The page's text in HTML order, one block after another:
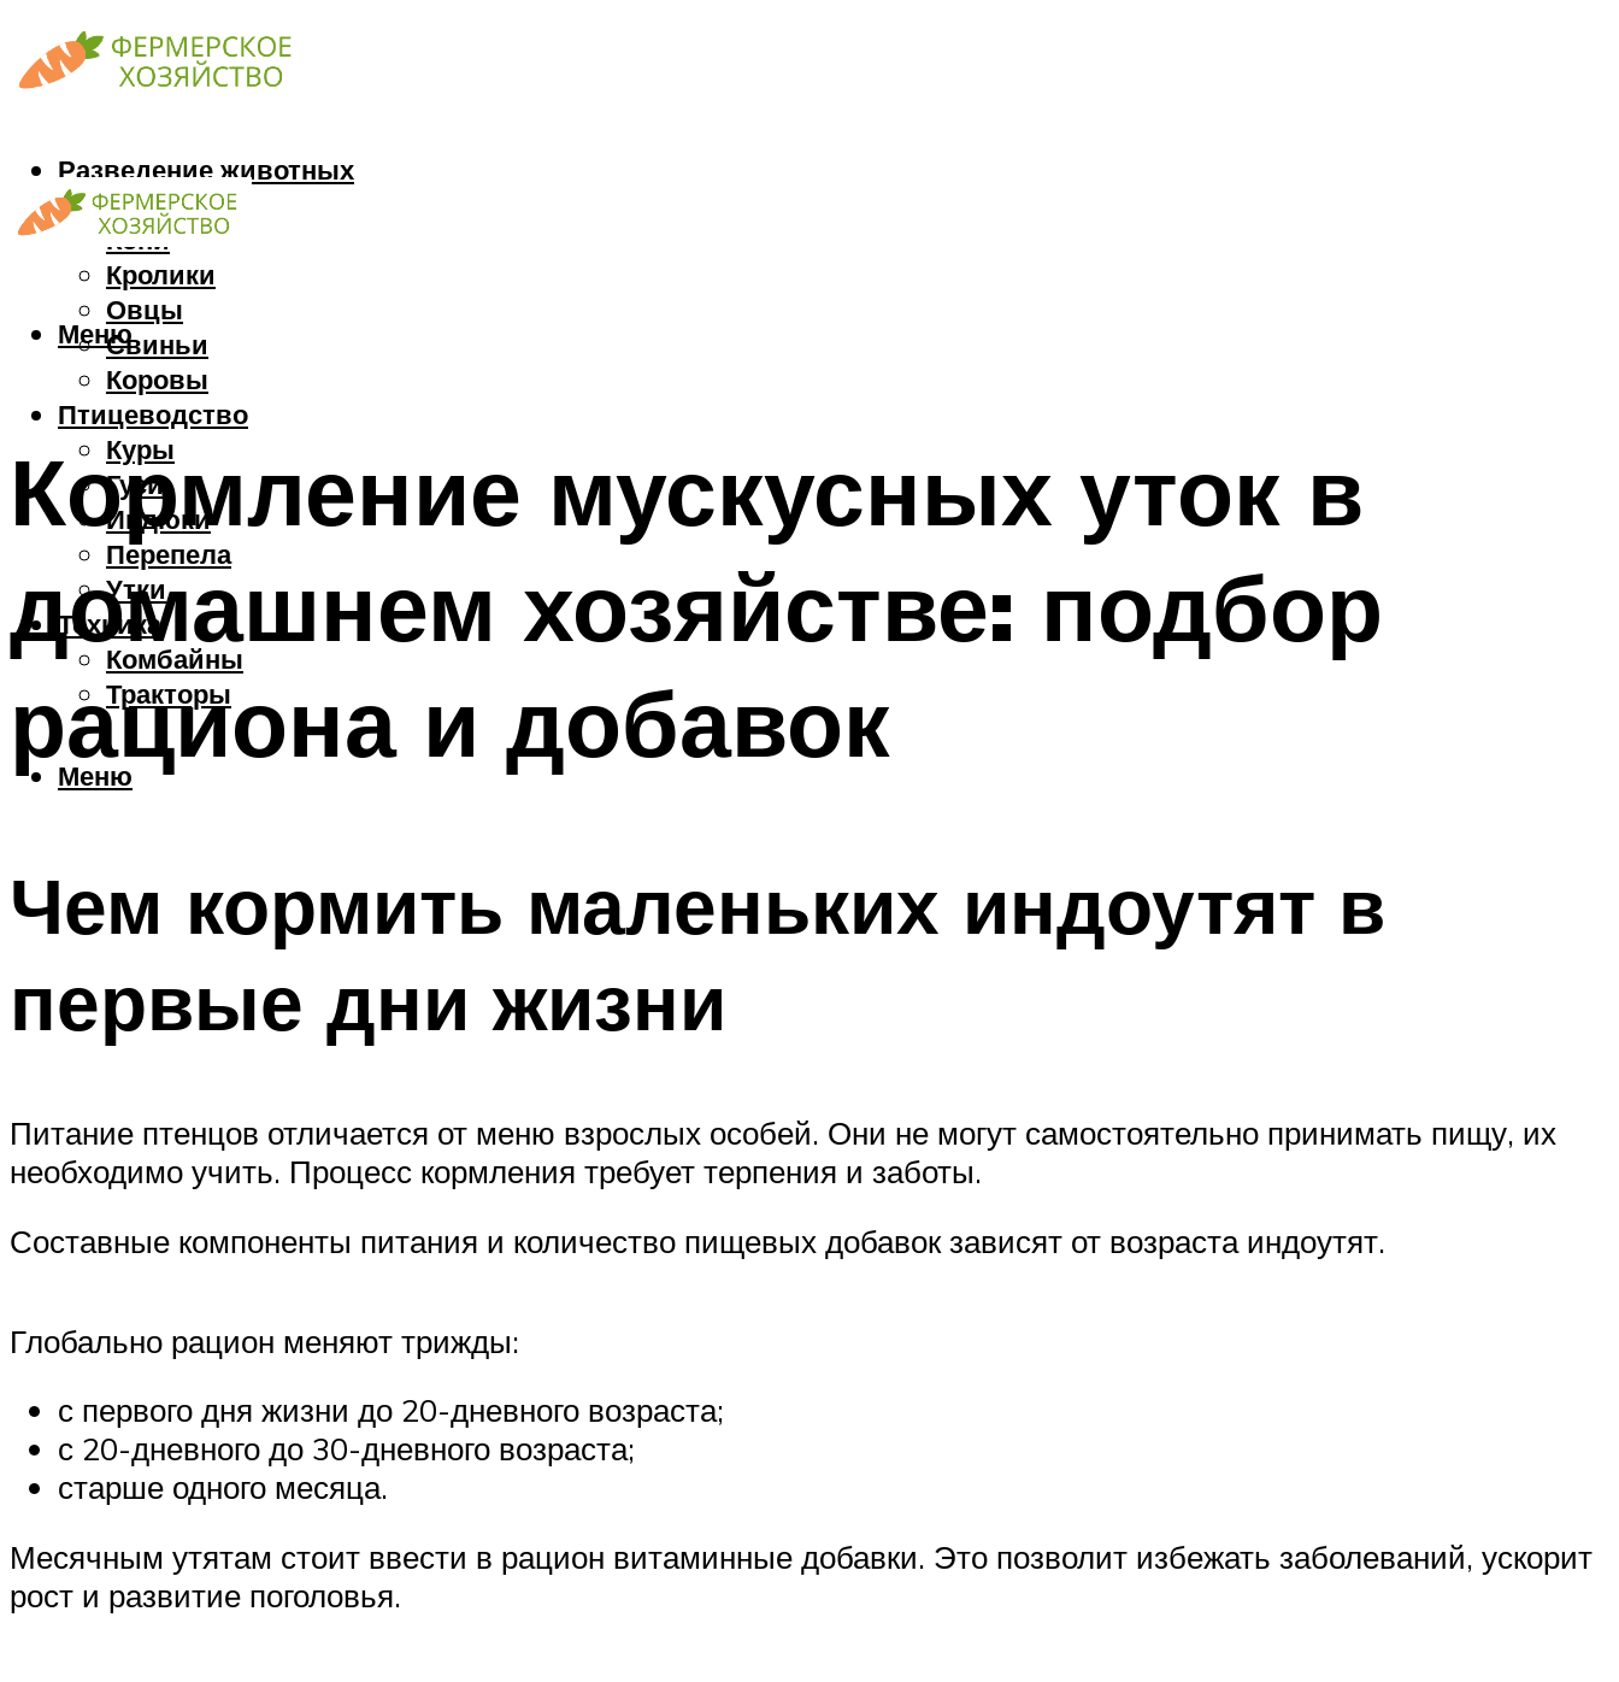
Разведение животных
Козы
Кони
Кролики
Овцы
Свиньи
Коровы
Птицеводство
Куры
Гуси
Индюки
Перепела
Утки
Техника
Комбайны
Тракторы
Меню
Меню
Кормление мускусных уток в
домашнем хозяйстве: подбор
рациона и добавок
Чем кормить маленьких индоутят в
первые дни жизни
Питание птенцов отличается от меню взрослых особей. Они не могут самостоятельно принимать пищу, их
необходимо учить. Процесс кормления требует терпения и заботы.
Составные компоненты питания и количество пищевых добавок зависят от возраста индоутят.
Глобально рацион меняют трижды:
с первого дня жизни до 20-дневного возраста;
с 20-дневного до 30-дневного возраста;
старше одного месяца.
Месячным утятам стоит ввести в рацион витаминные добавки. Это позволит избежать заболеваний, ускорит
рост и развитие поголовья.